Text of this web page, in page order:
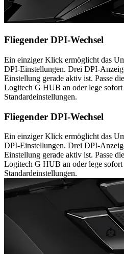
Fliegender DPI-Wechsel
Ein einziger Klick ermöglicht das
DPI-Einstellungen. Drei DPI-
Einstellung gerade aktiv ist. Passe
Logitech G HUB an oder lege sofort
Standardeinstellungen.
Fliegender DPI-Wechsel
Ein einziger Klick ermöglicht das
DPI-Einstellungen. Drei DPI-
Einstellung gerade aktiv ist. Passe
Logitech G HUB an oder lege sofort
Standardeinstellungen.